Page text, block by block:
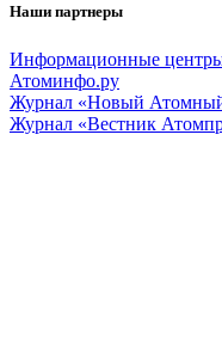
Наши партнеры
Информационные
Атоминфо.ру
Журнал «Новый Атомный
Журнал «Вестник